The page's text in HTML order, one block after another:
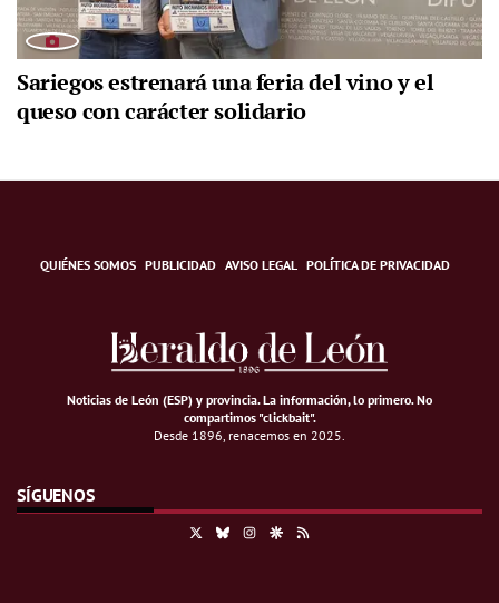
Sariegos estrenará una feria del vino y el
queso con carácter solidario
QUIÉNES SOMOS PUBLICIDAD AVISO LEGAL POLÍTICA DE PRIVACIDAD
Noticias de León (ESP) y provincia. La información, lo primero.No
compartimos "clickbait".
Desde 1896, renacemos en 2025.
SÍGUENOS
BlueskyInstagramGoogle Discover